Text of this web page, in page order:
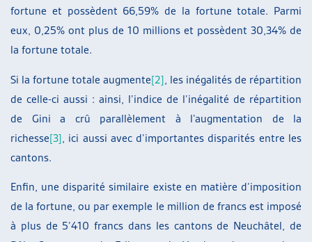
fortune et possèdent 66,59% de la fortune totale. Parmi
eux, 0,25% ont plus de 10 millions et possèdent 30,34% de
la fortune totale.
Si la fortune totale augmente[2] , les inégalités de répartition
de celle-ci aussi : ainsi, l’indice de l’inégalité de répartition
de Gini a crû parallèlement à l’augmentation de la
richesse[3] , ici aussi avec d’importantes disparités entre les
cantons.
Enfin, une disparité similaire existe en matière d’imposition
de la fortune, ou par exemple le million de francs est imposé
à plus de 5’410 francs dans les cantons de Neuchâtel, de